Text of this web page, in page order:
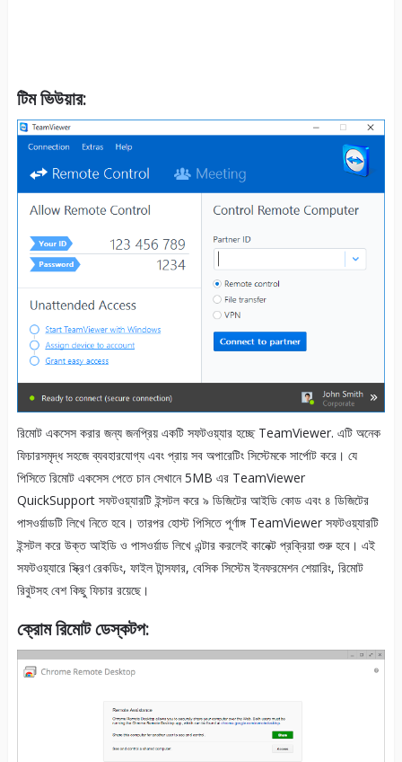
টিম ভিউয়ার:
রিমোট একসেস করার জন্য জনপ্রিয় একটি সফটওয়্যার হচ্ছে TeamViewer. এটি অনেক
ফিচারসমৃদ্ধ সহজে ব্যবহারযোগ্য এবং প্রায় সব অপারেটিং সিস্টেমকে সার্পোট করে। যে
পিসিতে রিমোট একসেস পেতে চান সেখানে 5MB এর TeamViewer
QuickSupport সফটওয়্যারটি ইন্সটল করে ৯ ডিজিটের আইডি কোড এবং ৪ ডিজিটের
পাসওর্য়াডটি লিখে নিতে হবে। তারপর হোস্ট পিসিতে পূর্ণাঙ্গ TeamViewer সফটওয়্যারটি
ইন্সটল করে উক্ত আইডি ও পাসওর্য়াড লিখে এন্টার করলেই কানেক্ট প্রক্রিয়া শুরু হবে। এই
সফটওয়্যারে স্ক্রিণ রেকডিং, ফাইল টান্সফার, বেসিক সিস্টেম ইনফরমেশন শেয়ারিং, রিমোট
রিবুটসহ বেশ কিছু ফিচার রয়েছে।
ক্রোম রিমোট ডেস্কটপ: